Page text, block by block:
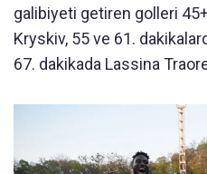
galibiyeti getiren golleri
Kryskiv, 55 ve 61.
67. dakikada Lassina